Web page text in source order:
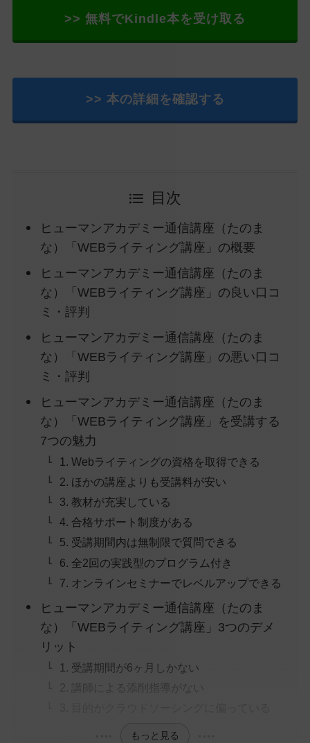
>> 無料でKindle本を受け取る
>> 本の詳細を確認する
目次
ヒューマンアカデミー通信講座（たのま
な）「WEBライティング講座」の概要
ヒューマンアカデミー通信講座（たのま
な）「WEBライティング講座」の良い口コ
ミ・評判
ヒューマンアカデミー通信講座（たのま
な）「WEBライティング講座」の悪い口コ
ミ・評判
ヒューマンアカデミー通信講座（たのま
な）「WEBライティング講座」を受講する
7つの魅力
1. Webライティングの資格を取得できる
2. ほかの講座よりも受講料が安い
3. 教材が充実している
4. 合格サポート制度がある
5. 受講期間内は無制限で質問できる
6. 全2回の実践型のプログラム付き
7. オンラインセミナーでレベルアップできる
ヒューマンアカデミー通信講座（たのま
な）「WEBライティング講座」3つのデメ
リット
1. 受講期間が6ヶ月しかない
2. 講師による添削指導がない
もっと見る